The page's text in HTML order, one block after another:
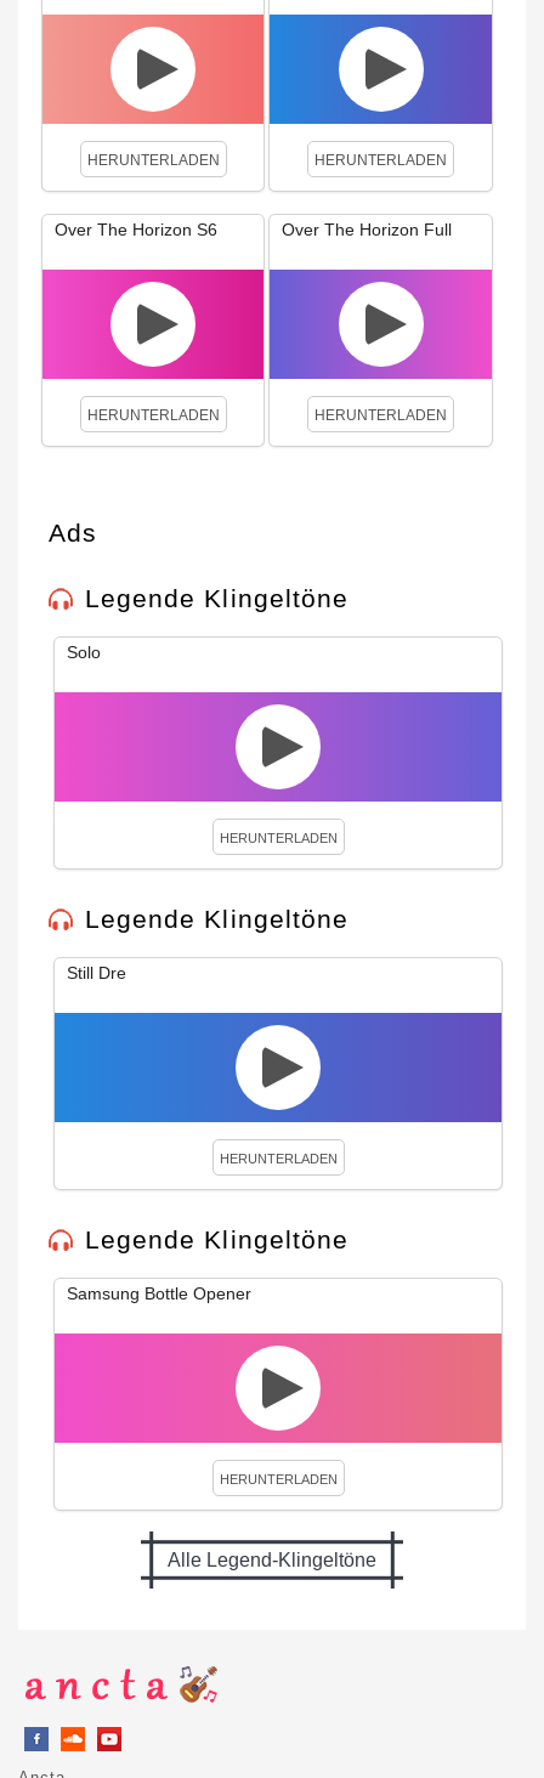
HERUNTERLADEN HERUNTERLADEN
Over The Horizon S6
HERUNTERLADEN
Over The Horizon Full
HERUNTERLADEN
Ads
Legende Klingeltöne
Solo
HERUNTERLADEN
Legende Klingeltöne
Still Dre
HERUNTERLADEN
Legende Klingeltöne
Samsung Bottle Opener
HERUNTERLADEN
Alle Legend-Klingeltöne